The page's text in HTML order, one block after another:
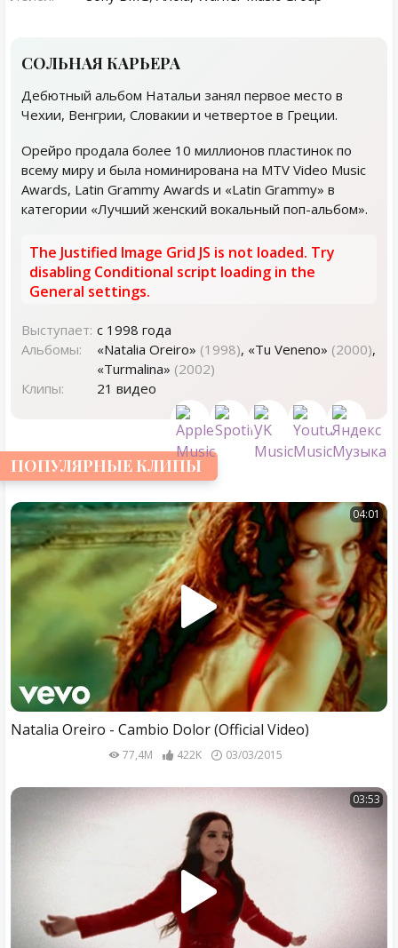
СОЛЬНАЯ КАРЬЕРА
Дебютный альбом Натальи занял первое место в
Чехии, Венгрии, Словакии и четвертое в Греции.
Орейро продала более 10 миллионов пластинок по
всему миру и была номинирована на MTV Video Music
Awards, Latin Grammy Awards и «Latin Grammy» в
категории «Лучший женский вокальный поп-альбом».
The Justified Image Grid JS is not loaded. Try
disabling Conditional script loading in the
General settings.
Выступает: с 1998 года
Альбомы:
«Natalia Oreiro» (1998), «Tu Veneno» (2000),
«Turmalina» (2002)
Клипы:
21 видео
ПОПУЛЯРНЫЕ КЛИПЫ
04:01
Natalia Oreiro - Cambio Dolor (Official Video)
77,4M 422K 03/03/2015
03:53